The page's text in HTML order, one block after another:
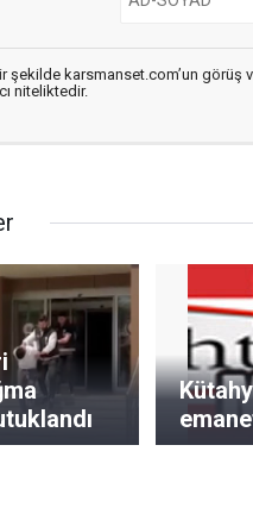
şekilde karsmanset.com’un görüş
niteliktedir.